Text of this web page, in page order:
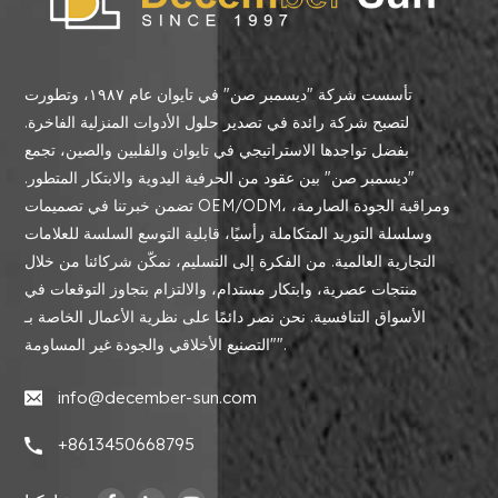
تأسست شركة "ديسمبر صن" في تايوان عام ١٩٨٧، وتطورت
لتصبح شركة رائدة في تصدير حلول الأدوات المنزلية الفاخرة.
بفضل تواجدها الاستراتيجي في تايوان والفلبين والصين، تجمع
"ديسمبر صن" بين عقود من الحرفية اليدوية والابتكار المتطور.
تضمن خبرتنا في تصميمات OEM/ODM، ومراقبة الجودة الصارمة،
وسلسلة التوريد المتكاملة رأسيًا، قابلية التوسع السلسة للعلامات
التجارية العالمية. من الفكرة إلى التسليم، نمكّن شركائنا من خلال
منتجات عصرية، وابتكار مستدام، والالتزام بتجاوز التوقعات في
الأسواق التنافسية. نحن نصر دائمًا على نظرية الأعمال الخاصة بـ
"التصنيع الأخلاقي والجودة غير المساومة".
info@december-sun.com
+8613450668795